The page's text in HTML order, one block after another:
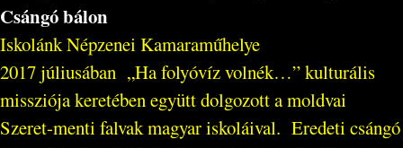
Csángó bálon
Iskolánk Népzenei Kamaraműhelye
2017 júliusában „Ha folyóvíz volnék…” kulturális
missziója keretében együtt dolgozott a moldvai
Szeret-menti falvak magyar iskoláival. Eredeti csángó